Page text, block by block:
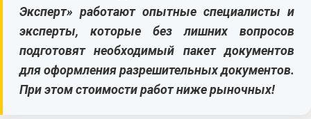
Эксперт» работают опытные специалисты и
эксперты, которые без лишних вопросов
подготовят необходимый пакет документов
для оформления разрешительных документов.
При этом стоимости работ ниже рыночных!